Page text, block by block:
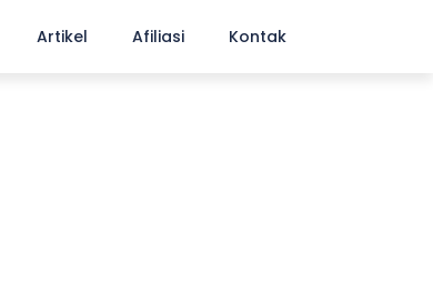
Artikel Afiliasi Kontak